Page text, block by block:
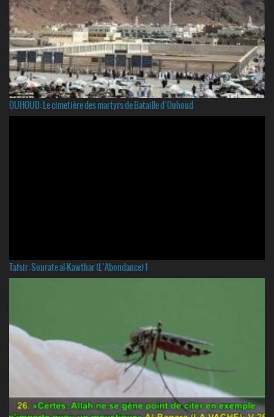
OUHOUD: Le cimetière des martyrs de Bataille d`Ouhoud
Tafsir: Sourate al-Kawthar (L’Abondance) 1